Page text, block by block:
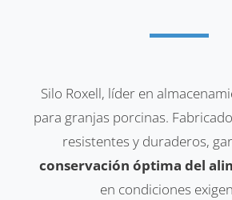
Silo Roxell, líder en
para granjas porcinas.
resistentes y duraderos,
conservación óptima del
en condiciones